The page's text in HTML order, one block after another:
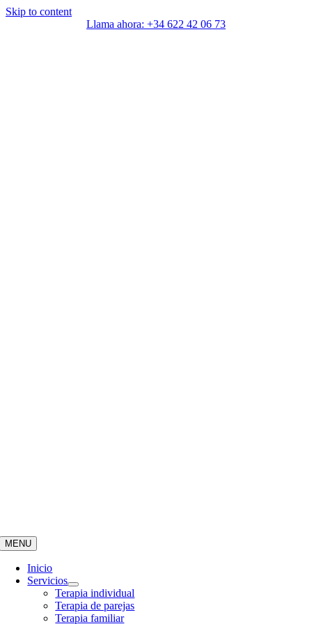
Skip to content
Llama ahora: +34 622 42 06 73
MENU
Inicio
Servicios
Terapia individual
Terapia de parejas
Terapia familiar